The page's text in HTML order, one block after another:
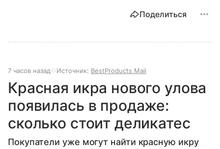
Поделиться
7 часов назад Источник: BestProducts Mail
Красная икра нового улова
появилась в продаже:
сколько стоит деликатес
Покупатели уже могут найти красную икру